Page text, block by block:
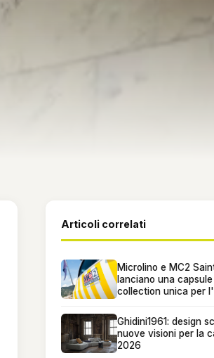
Articoli correlati
Microlino e MC2
lanciano una capsule
collection unica per
Ghidini1961: design
nuove visioni per la
2026